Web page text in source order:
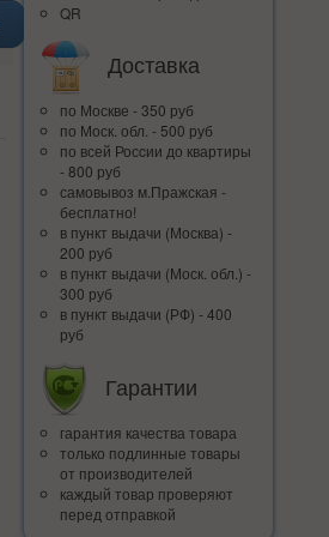
QR
Доставка
по Москве - 350 руб
по Моск. обл. - 500 руб
по всей Росcии до квартиры
- 800 руб
самовывоз м.Пражская -
бесплатно!
в пункт выдачи (Москва) -
200 руб
в пункт выдачи (Моск. обл.) -
300 руб
в пункт выдачи (РФ) - 400
руб
Гарантии
гарантия качества товара
только подлинные товары
от производителей
каждый товар проверяют
перед отправкой